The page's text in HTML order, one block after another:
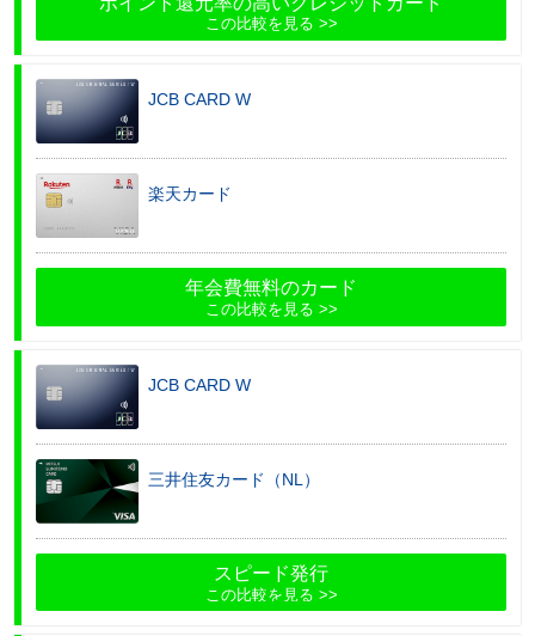
この比較を見る
JCB CARD W
楽天カード
年会費無料のカード
この比較を見る
JCB CARD W
三井住友カード（NL）
スピード発行
この比較を見る